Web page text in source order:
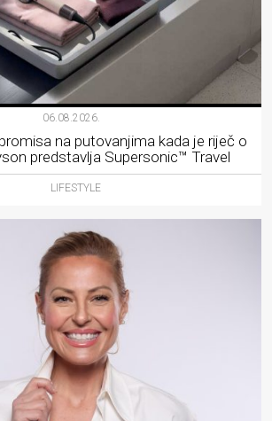
06.08.2026.
na putovanjima kada je riječ o
predstavlja Supersonic™ Travel
LIFESTYLE